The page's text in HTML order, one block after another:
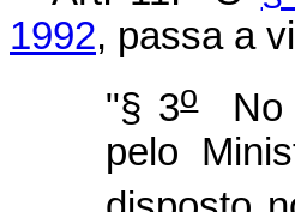
1992, passa a
"§ 3oNo
pelo